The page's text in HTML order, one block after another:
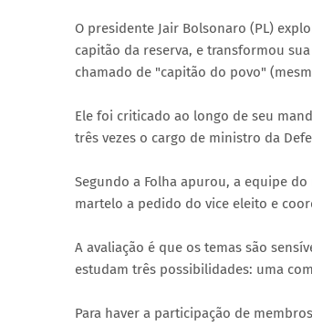
O presidente Jair Bolsonaro (PL)
capitão da reserva, e transformou
chamado de "capitão do povo"
Ele foi criticado ao longo de seu
três vezes o cargo de ministro da
Segundo a Folha apurou, a equipe
martelo a pedido do vice eleito e
A avaliação é que os temas são
estudam três possibilidades: uma
Para haver a participação de